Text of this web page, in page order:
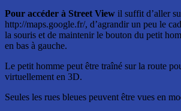
Pour accéder à Street View il suffit d’aller
http://maps.google.fr/, d’agrandir un peu le
la souris et de maintenir le bouton du petit
en bas à gauche.
Le petit homme peut être traîné sur la route
virtuellement en 3D.
Seules les rues bleues peuvent être vues en